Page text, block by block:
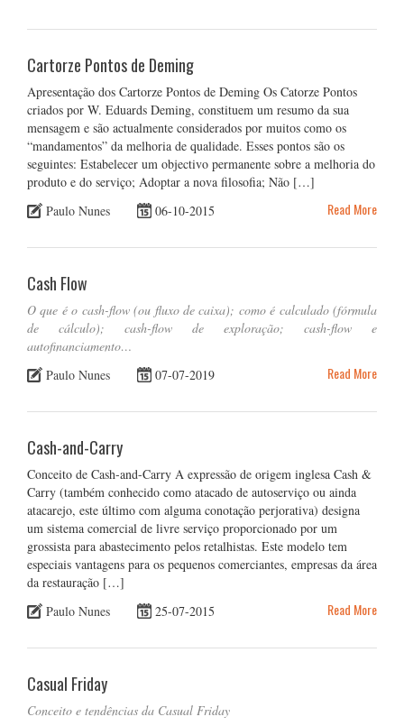
Cartorze Pontos de Deming
Apresentação dos Cartorze Pontos de Deming Os Catorze Pontos
criados por W. Eduards Deming, constituem um resumo da sua
mensagem e são actualmente considerados por muitos como os
“mandamentos” da melhoria de qualidade. Esses pontos são os
seguintes: Estabelecer um objectivo permanente sobre a melhoria do
produto e do serviço; Adoptar a nova filosofia; Não […]
Paulo Nunes
06-10-2015 Read More
Cash Flow
O que é o cash-flow (ou fluxo de caixa); como é calculado (fórmula
de cálculo); cash-flow de exploração; cash-flow e
autofinanciamento…
Paulo Nunes
07-07-2019 Read More
Cash-and-Carry
Conceito de Cash-and-Carry A expressão de origem inglesa Cash &
Carry (também conhecido como atacado de autoserviço ou ainda
atacarejo, este último com alguma conotação perjorativa) designa
um sistema comercial de livre serviço proporcionado por um
grossista para abastecimento pelos retalhistas. Este modelo tem
especiais vantagens para os pequenos comerciantes, empresas da área
da restauração […]
Paulo Nunes
25-07-2015 Read More
Casual Friday
Conceito e tendências da Casual Friday